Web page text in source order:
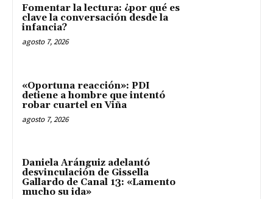
Fomentar la lectura: ¿por qué es
clave la conversación desde la
infancia?
agosto 7, 2026
«Oportuna reacción»: PDI
detiene a hombre que intentó
robar cuartel en Viña
agosto 7, 2026
Daniela Aránguiz adelantó
desvinculación de Gissella
Gallardo de Canal 13: «Lamento
mucho su ida»